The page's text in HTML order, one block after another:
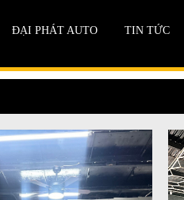
ĐẠI PHÁT AUTO TIN TỨC